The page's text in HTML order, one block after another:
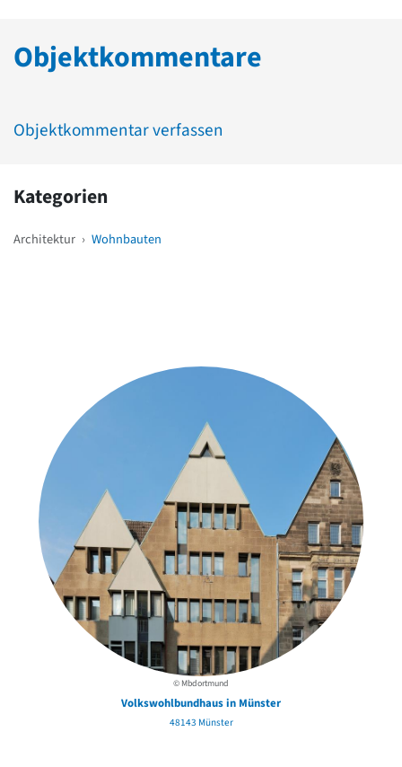
Objektkommentare
Objektkommentar verfassen
Kategorien
Architektur › Wohnbauten
© Mbdortmund
Volkswohlbundhaus in Münster
48143 Münster